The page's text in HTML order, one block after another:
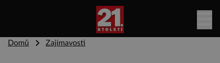
Domů Zajímavosti